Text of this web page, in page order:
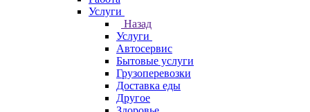
Услуги
Назад
Услуги
Автосервис
Бытовые услуги
Грузоперевозки
Доставка еды
Другое